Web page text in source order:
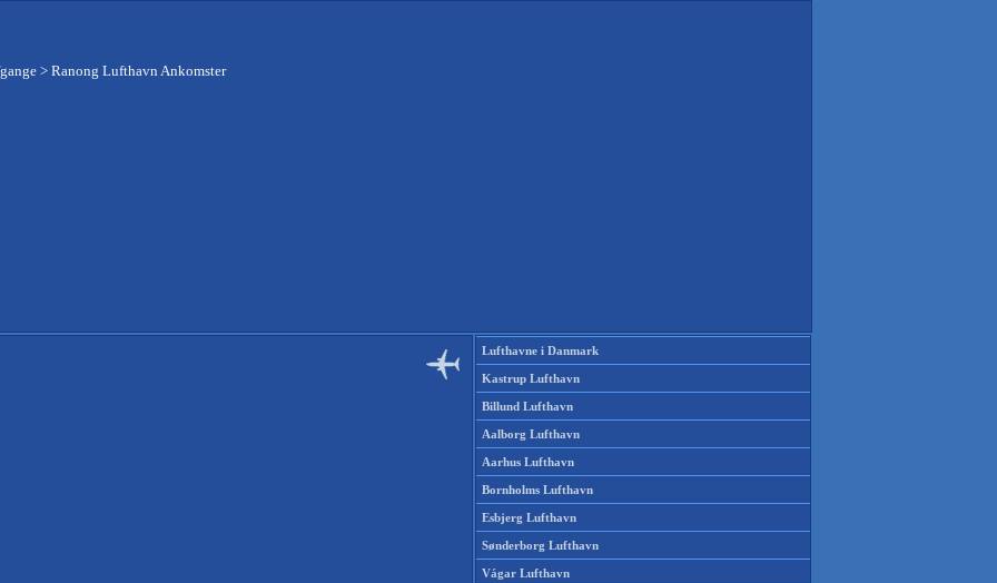
> Ranong Lufthavn Ankomster
Lufthavne i Danmark
Kastrup Lufthavn
Billund Lufthavn
Aalborg Lufthavn
Aarhus Lufthavn
Bornholms Lufthavn
Esbjerg Lufthavn
Sønderborg Lufthavn
Vágar Lufthavn